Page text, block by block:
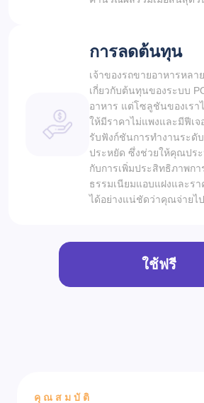
การลดต้นทุน
เจ้าของรถขายอาหารหลา
เกี่ยวกับต้นทุนของระบบ
อาหาร แต่โซลูชันของเรา
ให้มีราคาไม่แพงและมีฟีเ
รับฟังก์ชันการทำงานระดั
ประหยัด ซึ่งช่วยให้คุณประ
กับการเพิ่มประสิทธิภาพก
ธรรมเนียมแอบแฝงและร
ได้อย่างแน่ชัดว่าคุณจ่ายไป
ใช้ฟรี
คุณสมบัติ